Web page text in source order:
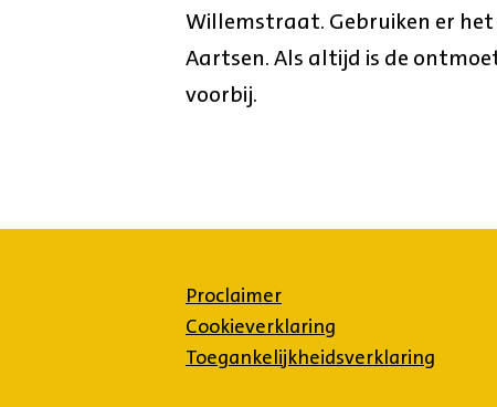
Willemstraat. Gebruiken er
Aartsen. Als altijd is de
voorbij.
Proclaimer
Cookieverklaring
Toegankelijkheidsverklaring